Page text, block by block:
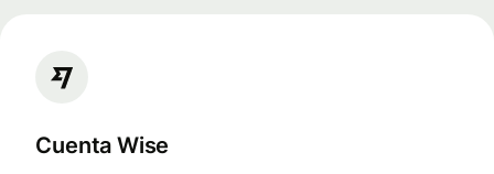
Cuenta Wise